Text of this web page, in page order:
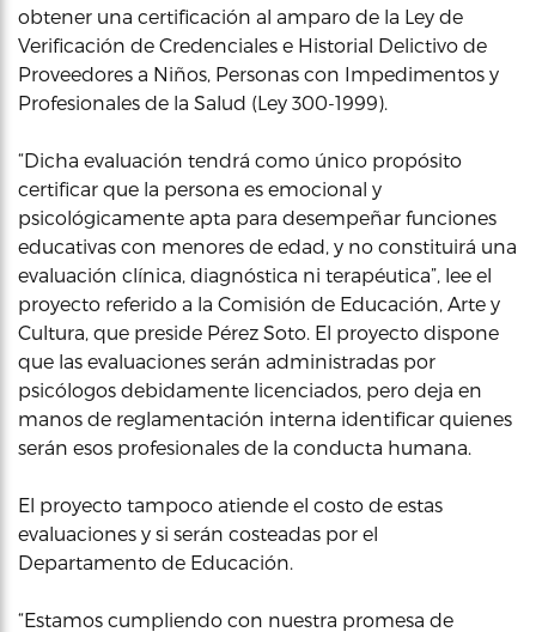
obtener una certificación al amparo de la Ley de
Verificación de Credenciales e Historial Delictivo de
Proveedores a Niños, Personas con Impedimentos y
Profesionales de la Salud (Ley 300-1999).
“Dicha evaluación tendrá como único propósito
certificar que la persona es emocional y
psicológicamente apta para desempeñar funciones
educativas con menores de edad, y no constituirá una
evaluación clínica, diagnóstica ni terapéutica”, lee el
proyecto referido a la Comisión de Educación, Arte y
Cultura, que preside Pérez Soto. El proyecto dispone
que las evaluaciones serán administradas por
psicólogos debidamente licenciados, pero deja en
manos de reglamentación interna identificar quienes
serán esos profesionales de la conducta humana.
El proyecto tampoco atiende el costo de estas
evaluaciones y si serán costeadas por el
Departamento de Educación.
“Estamos cumpliendo con nuestra promesa de